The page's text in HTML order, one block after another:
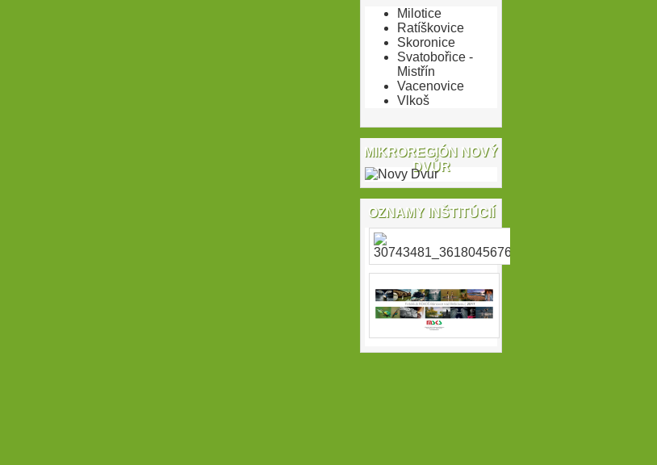
Milotice
Ratíškovice
Skoronice
Svatobořice -
Mistřín
Vacenovice
Vlkoš
MIKROREGIÓN NOVÝ
DVŮR
OZNAMY INŠTITÚCIÍ